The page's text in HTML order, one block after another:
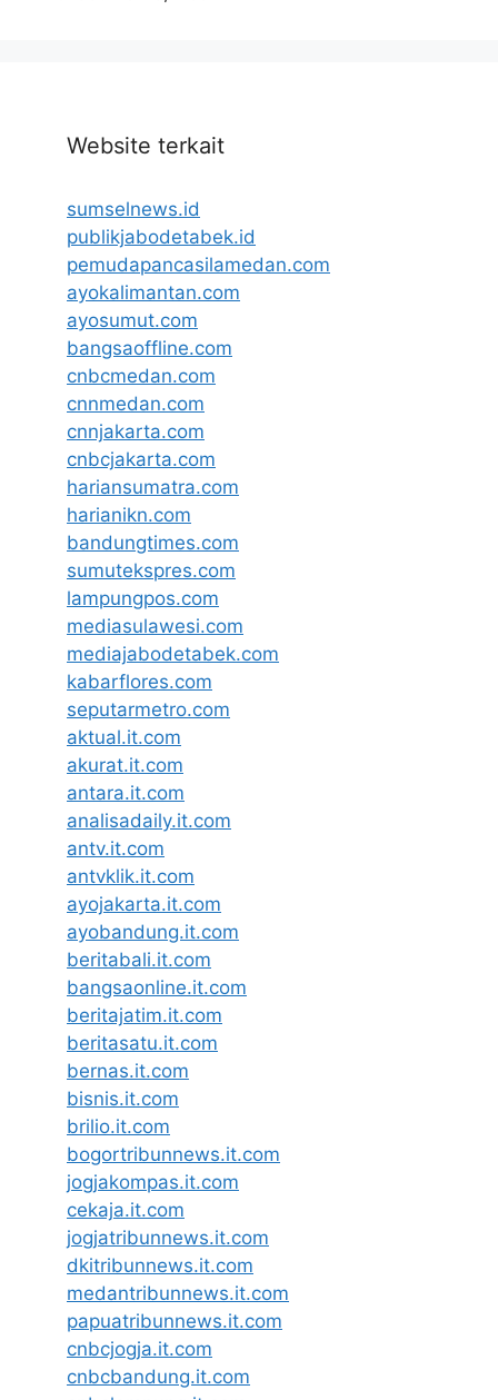
Website terkait
sumselnews.id
publikjabodetabek.id
pemudapancasilamedan.com
ayokalimantan.com
ayosumut.com
bangsaoffline.com
cnbcmedan.com
cnnmedan.com
cnnjakarta.com
cnbcjakarta.com
hariansumatra.com
harianikn.com
bandungtimes.com
sumutekspres.com
lampungpos.com
mediasulawesi.com
mediajabodetabek.com
kabarflores.com
seputarmetro.com
aktual.it.com
akurat.it.com
antara.it.com
analisadaily.it.com
antv.it.com
antvklik.it.com
ayojakarta.it.com
ayobandung.it.com
beritabali.it.com
bangsaonline.it.com
beritajatim.it.com
beritasatu.it.com
bernas.it.com
bisnis.it.com
brilio.it.com
bogortribunnews.it.com
jogjakompas.it.com
cekaja.it.com
jogjatribunnews.it.com
dkitribunnews.it.com
medantribunnews.it.com
papuatribunnews.it.com
cnbcjogja.it.com
cnbcbandung.it.com